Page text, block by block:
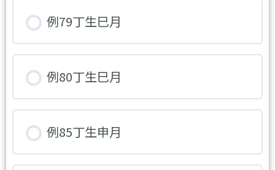
例79丁生巳月
例80丁生巳月
例85丁生申月